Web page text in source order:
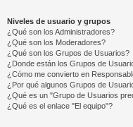
Niveles de usuario y grupos
¿Qué son los Administradores?
¿Qué son los Moderadores?
¿Qué son los Grupos de Usuarios?
¿Donde están los Grupos de
¿Cómo me convierto en
¿Por qué algunos Grupos de
¿Qué es un "Grupo de Usuarios
¿Qué es el enlace "El equipo"?